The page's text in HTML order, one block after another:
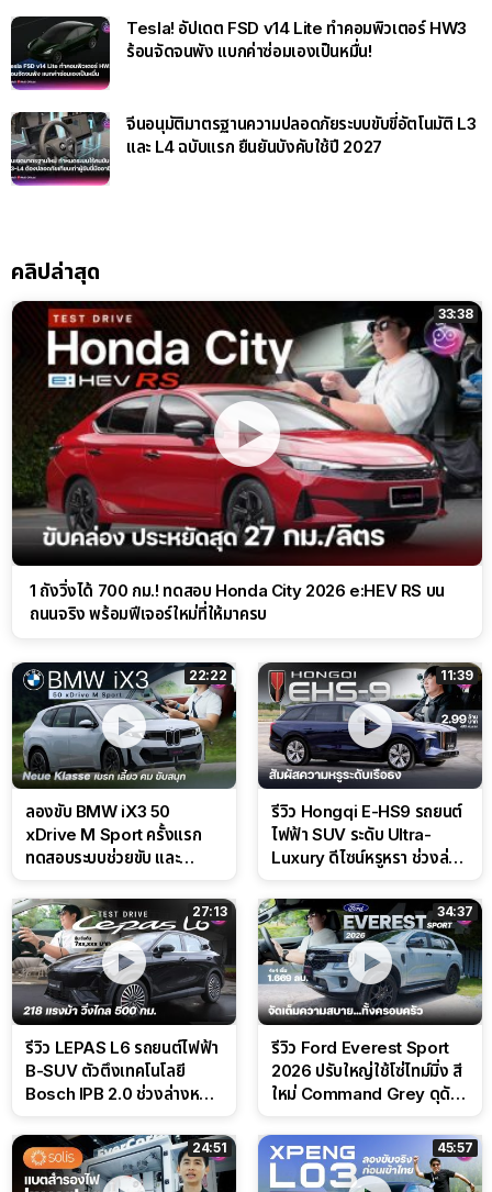
Tesla! อัปเดต FSD v14 Lite ทำคอมพิวเตอร์ HW3
ร้อนจัดจนพัง แบกค่าซ่อมเองเป็นหมื่น!
จีนอนุมัติมาตรฐานความปลอดภัยระบบขับขี่อัตโนมัติ L3
และ L4 ฉบับแรก ยืนยันบังคับใช้ปี 2027
คลิปล่าสุด
33:38
1 ถังวิ่งได้ 700 กม.! ทดสอบ Honda City 2026 e:HEV RS บน
ถนนจริง พร้อมฟีเจอร์ใหม่ที่ให้มาครบ
22:22
ลองขับ BMW iX3 50
xDrive M Sport ครั้งแรก
ทดสอบระบบช่วยขับ และ
สนาม
11:39
รีวิว Hongqi E-HS9 รถยนต์
ไฟฟ้า SUV ระดับ Ultra-
Luxury ดีไซน์หรูหรา ช่วงล่าง
27:13
รีวิว LEPAS L6 รถยนต์ไฟฟ้า
B-SUV ตัวตึงเทคโนโลยี
Bosch IPB 2.0 ช่วงล่างหนึบ
34:37
รีวิว Ford Everest Sport
2026 ปรับใหญ่ใช้โซ่ไทม์มิ่ง สี
ใหม่ Command Grey ดุดัน
24:51 45:57